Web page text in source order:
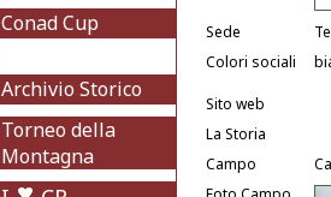
Conad Cup
Archivio Storico
Torneo della
Montagna
Sede
Colori sociali
Sito web
La Storia
Campo